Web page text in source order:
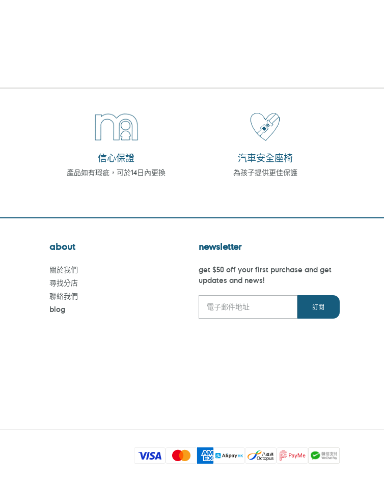
信心保證
產品如有瑕疵，可於14日內更換
汽車安全座椅
為孩子提供更佳保護
about
關於我們
尋找分店
聯絡我們
blog
newsletter
get $50 off your first purchase and get
updates and news!